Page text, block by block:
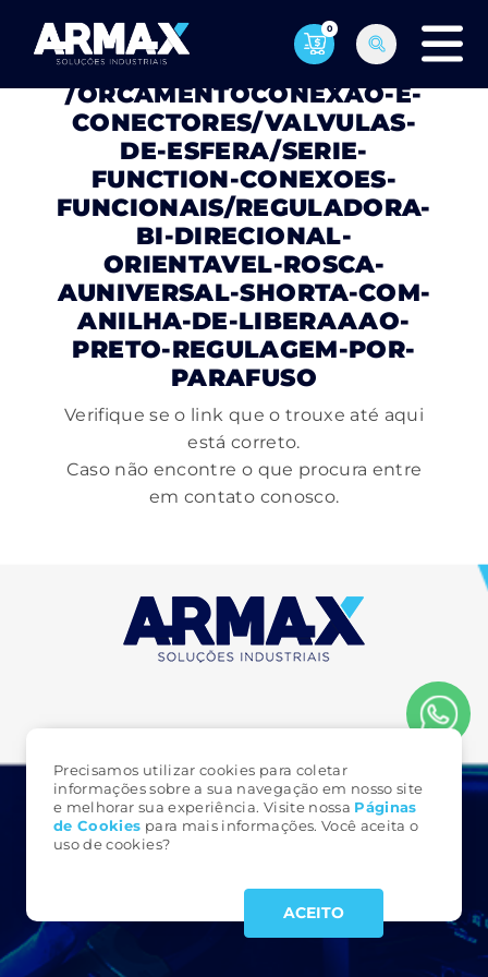
Precisamos utilizar cookies para coletar
informações sobre a sua navegação em nosso site
e melhorar sua experiência. Visite nossa Páginas
de Cookies para mais informações. Você aceita o
uso de cookies?
ACEITO
0
PÁGINA NÃO ENCONTRADA
/ORCAMENTOCONEXAO-E-
CONECTORES/VALVULAS-
DE-ESFERA/SERIE-
FUNCTION-CONEXOES-
FUNCIONAIS/REGULADORA-
BI-DIRECIONAL-
ORIENTAVEL-ROSCA-
AUNIVERSAL-SHORTA-COM-
ANILHA-DE-LIBERAAAO-
PRETO-REGULAGEM-POR-
PARAFUSO
Verifique se o link que o trouxe até aqui
está correto.
Caso não encontre o que procura entre
em contato conosco.
FALE CONOSCO
3323 6161
armax@armax.com.br